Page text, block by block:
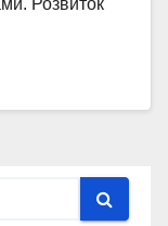
Розвиток